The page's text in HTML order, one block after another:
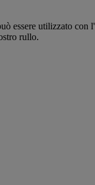
essere utilizzato
rullo.